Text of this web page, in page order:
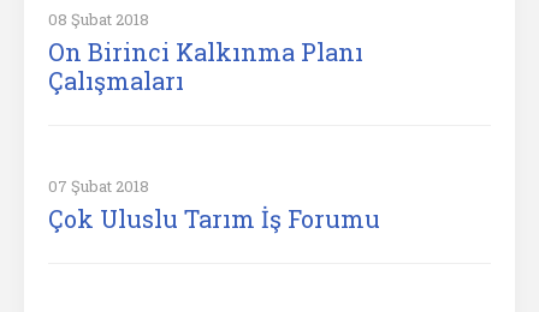
08 Şubat 2018
On Birinci Kalkınma Planı
Çalışmaları
07 Şubat 2018
Çok Uluslu Tarım İş Forumu